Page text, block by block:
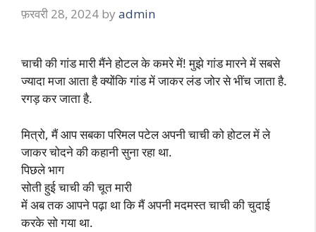
फ़रवरी 28, 2024 by admin
चाची की गांड मारी मैंने होटल के कमरे में! मुझे गांड मारने में सबसे
ज्यादा मजा आता है क्योंकि गांड में जाकर लंड जोर से भींच जाता है.
रगड़ कर जाता है.
मित्रो, मैं आप सबका परिमल पटेल अपनी चाची को होटल में ले
जाकर चोदने की कहानी सुना रहा था.
पिछले भाग
सोती हुई चाची की चूत मारी
में अब तक आपने पढ़ा था कि मैं अपनी मदमस्त चाची की चुदाई
करके सो गया था.